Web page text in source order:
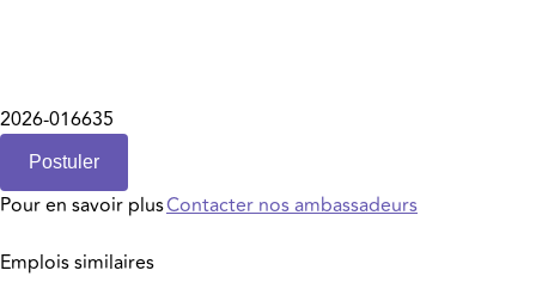
2026-016635
Postuler
Pour en savoir plusContacter nos ambassadeurs
Emplois similaires